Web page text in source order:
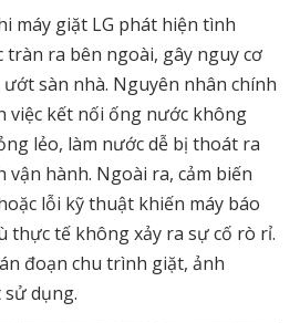
máy giặt LG phát hiện tình
ra bên ngoài, gây nguy cơ
sàn nhà. Nguyên nhân chính
việc kết nối ống nước không
lẻo, làm nước dễ bị thoát ra
hành. Ngoài ra, cảm biến
lỗi kỹ thuật khiến máy báo
thực tế không xảy ra sự cố rò rỉ.
đoạn chu trình giặt, ảnh
dụng.